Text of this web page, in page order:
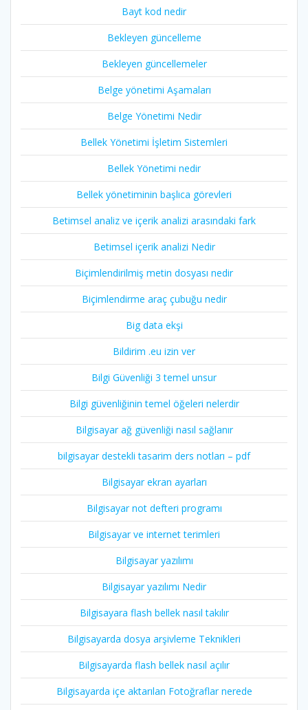
Bayt kod nedir
Bekleyen güncelleme
Bekleyen güncellemeler
Belge yönetimi Aşamaları
Belge Yönetimi Nedir
Bellek Yönetimi İşletim Sistemleri
Bellek Yönetimi nedir
Bellek yönetiminin başlıca görevleri
Betimsel analiz ve içerik analizi arasındaki fark
Betimsel içerik analizi Nedir
Biçimlendirilmiş metin dosyası nedir
Biçimlendirme araç çubuğu nedir
Big data ekşi
Bildirim .eu izin ver
Bilgi Güvenliği 3 temel unsur
Bilgi güvenliğinin temel öğeleri nelerdir
Bilgisayar ağ güvenliği nasıl sağlanır
bilgisayar destekli tasarim ders notları – pdf
Bilgisayar ekran ayarları
Bilgisayar not defteri programı
Bilgisayar ve internet terimleri
Bilgisayar yazılımı
Bilgisayar yazılımı Nedir
Bilgisayara flash bellek nasıl takılır
Bilgisayarda dosya arşivleme Teknikleri
Bilgisayarda flash bellek nasıl açılır
Bilgisayarda içe aktarılan Fotoğraflar nerede